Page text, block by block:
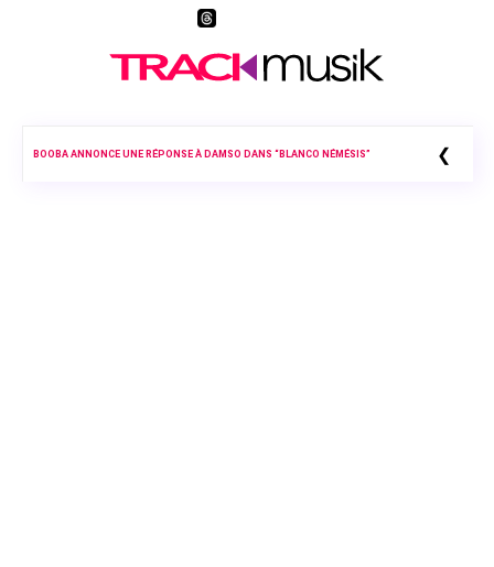
BOOBA ANNONCE UNE RÉPONSE À DAMSO DANS “BLANCO NÉMÉSIS” ❮